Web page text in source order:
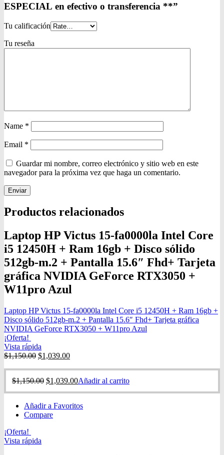
ESPECIAL en efectivo o transferencia **”
Tu calificación
Tu reseña
Name *
Email *
Guardar mi nombre, correo electrónico y sitio web en este
navegador para la próxima vez que haga un comentario.
Productos relacionados
Laptop HP Victus 15-fa0000la Intel Core
i5 12450H + Ram 16gb + Disco sólido
512gb-m.2 + Pantalla 15.6″ Fhd+ Tarjeta
gráfica NVIDIA GeForce RTX3050 +
W11pro Azul
Laptop HP Victus 15-fa0000la Intel Core i5 12450H + Ram 16gb +
Disco sólido 512gb-m.2 + Pantalla 15.6″ Fhd+ Tarjeta gráfica
NVIDIA GeForce RTX3050 + W11pro Azul
¡Oferta!
Vista rápida
$1,150.00 $1,039.00
$1,150.00 $1,039.00Añadir al carrito
Añadir a Favoritos
Compare
¡Oferta!
Vista rápida